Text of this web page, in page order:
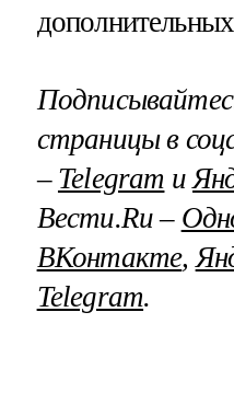
страницы в
– Telegram и
Вести.Ru –
ВКонтакте,
Telegram.